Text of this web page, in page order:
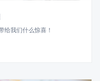
给我们什么惊喜！